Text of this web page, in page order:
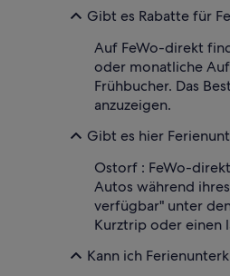
Gibt es Rabatte für
Auf FeWo-direkt
oder monatliche
Frühbucher. Das
anzuzeigen.
Gibt es hier
Ostorf : FeWo-
Autos während
verfügbar" unter
Kurztrip oder einen
Kann ich